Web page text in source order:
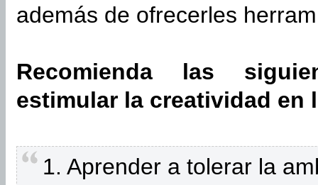
además de ofrecerles
Recomienda las
estimular la creatividad en
1. Aprender a tolerar la